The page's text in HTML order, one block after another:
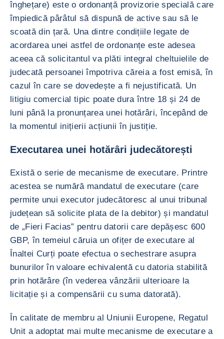
înghețare) este o ordonanță provizorie specială care
împiedică pârâtul să dispună de active sau să le
scoată din țară. Una dintre condițiile legate de
acordarea unei astfel de ordonanțe este adesea
aceea că solicitantul va plăti integral cheltuielile de
judecată persoanei împotriva căreia a fost emisă, în
cazul în care se dovedește a fi nejustificată. Un
litigiu comercial tipic poate dura între 18 și 24 de
luni până la pronunțarea unei hotărâri, începând de
la momentul inițierii acțiunii în justiție.
Executarea unei hotărâri judecătorești
Există o serie de mecanisme de executare. Printre
acestea se numără mandatul de executare (care
permite unui executor judecătoresc al unui tribunal
județean să solicite plata de la debitor) și mandatul
de „Fieri Facias” pentru datorii care depășesc 600
GBP, în temeiul căruia un ofițer de executare al
Înaltei Curți poate efectua o sechestrare asupra
bunurilor în valoare echivalentă cu datoria stabilită
prin hotărâre (în vederea vânzării ulterioare la
licitație și a compensării cu suma datorată).
În calitate de membru al Uniunii Europene, Regatul
Unit a adoptat mai multe mecanisme de executare a